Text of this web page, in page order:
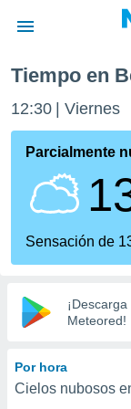
de
ha
que se
calidad.
a este
las
y
digital
basada
Tiempo en
12:30 Viernes
Parcialmente
Sensación de
¡Descarga
Meteored!
Por hora
Cielos nubosos